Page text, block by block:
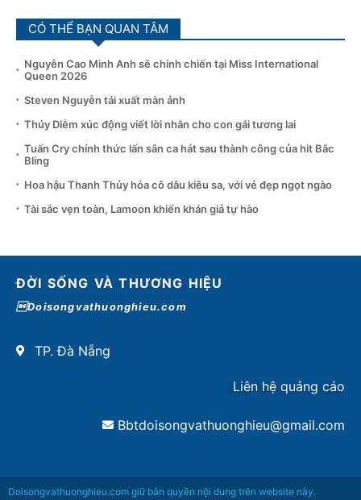
CÓ THỂ BẠN QUAN TÂM
Nguyễn Cao Minh Anh sẽ chinh chiến tại Miss International
Queen 2026
Steven Nguyễn tái xuất màn ảnh
Thúy Diễm xúc động viết lời nhắn cho con gái tương lai
Tuấn Cry chính thức lấn sân ca hát sau thành công của hit Bắc
Bling
Hoa hậu Thanh Thủy hóa cô dâu kiêu sa, với vẻ đẹp ngọt ngào
Tài sắc vẹn toàn, Lamoon khiến khán giả tự hào
ĐỜI SỐNG VÀ THƯƠNG HIỆU
Doisongvathuonghieu.com
TP. Đà Nẵng
Liên hệ quảng cáo
Bbtdoisongvathuonghieu@gmail.com
Doisongvathuonghieu.com giữ bản quyền nội dung trên website này.